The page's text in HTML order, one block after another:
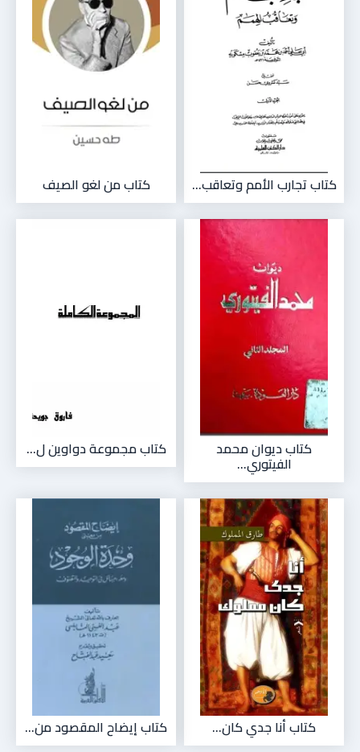
كتاب تجارب الأمم وتعاقب... كتاب من لغو الصيف
كتاب ديوان محمد
الفيتوري...
كتاب مجموعة دواوين ل...
كتاب أنا جدي كان... كتاب إيضاح المقصود من...